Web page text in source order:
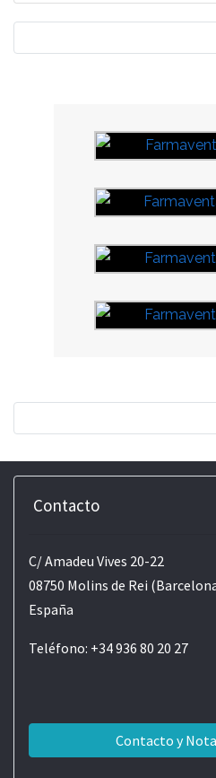
Contacto
C/ Amadeu Vives 20-22
08750 Molins de Rei
España
Teléfono: +34 936 80 20 27
Contacto y